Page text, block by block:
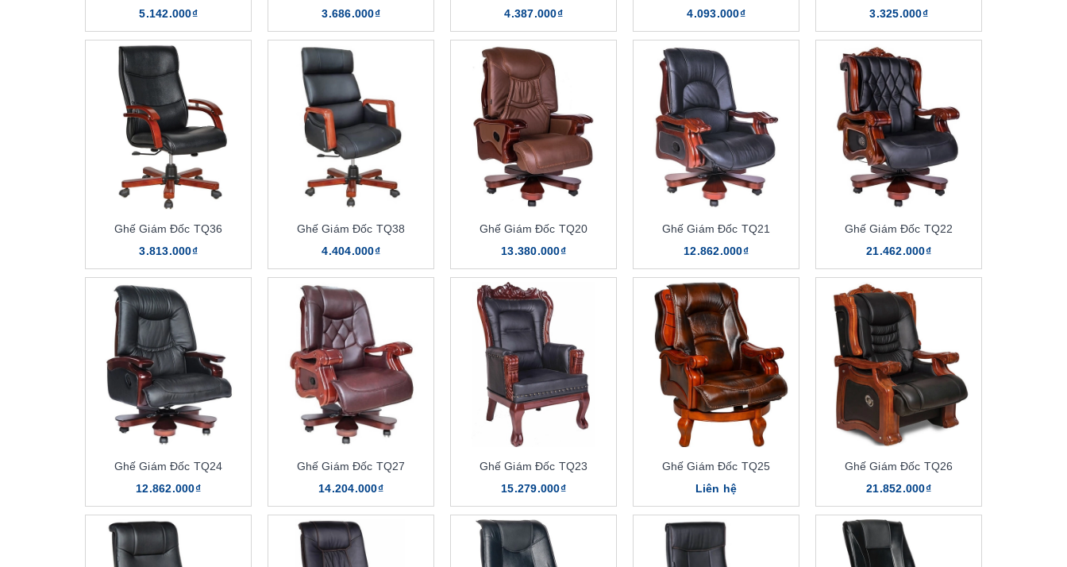
5.142.000₫
3.686.000₫
4.387.000₫
4.093.000₫
3.325.000₫
Ghế Giám Đốc TQ36
3.813.000₫
Ghế Giám Đốc TQ38
4.404.000₫
Ghế Giám Đốc TQ20
13.380.000₫
Ghế Giám Đốc TQ21
12.862.000₫
Ghế Giám Đốc TQ22
21.462.000₫
Ghế Giám Đốc TQ24
12.862.000₫
Ghế Giám Đốc TQ27
14.204.000₫
Ghế Giám Đốc TQ23
15.279.000₫
Ghế Giám Đốc TQ25
Liên hệ
Ghế Giám Đốc TQ26
21.852.000₫